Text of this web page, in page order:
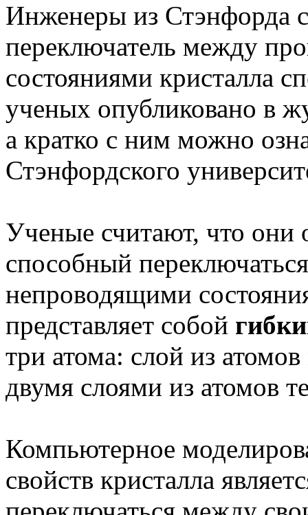
Инженеры из Стэнфорда
переключатель между
состояниями кристалла
ученых опубликовано в
а кратко с ним можно
Стэнфордского
Ученые считают, что они
способный
непроводящими
представляет собой
три атома: слой из
двумя слоями из атомов
Компьютерное
свойств кристалла